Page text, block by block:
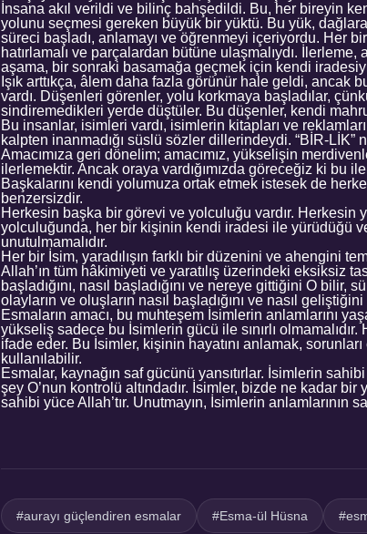
İnsana akıl verildi ve bilinç bahşedildi. Bu, her bireyin
yolunu seçmesi gereken büyük bir yüktü. Bu yük,
süreci başladı, anlamayı ve öğrenmeyi içeriyordu. Her
hatırlamalı ve parçalardan bütüne ulaşmalıydı.
aşama, bir sonraki basamağa geçmek için kendi
Işık arttıkça, âlem daha fazla görünür hale geldi, ancak
vardı. Düşenleri görenler, yolu korkmaya başladılar,
sindiremedikleri yerde düştüler. Bu düşenler, kendi
Bu insanlar, isimleri vardı, isimlerin kitapları ve
kalpten inanmadığı süslü sözler dillerindeydi. “BİR-
Amacımıza geri dönelim; amacımız, yükselişin
ilerlemektir. Ancak oraya vardığımızda göreceğiz ki bu
Başkalarını kendi yolumuza ortak etmek istesek de
benzersizdir.
Herkesin başka bir görevi ve yolculuğu vardır. Herkesin
yolculuğunda, her bir kişinin kendi iradesi ile yürüdüğü
unutulmamalıdır.
Her bir İsim, yaradılışın farklı bir düzenini ve ahengini
Allah’ın tüm hâkimiyeti ve yaratılış üzerindeki eksiksiz
başladığını, nasıl başladığını ve nereye gittiğini O bilir,
olayların ve oluşların nasıl başladığını ve nasıl
Esmaların amacı, bu muhteşem İsimlerin anlamlarını
yükseliş sadece bu İsimlerin gücü ile sınırlı
ifade eder. Bu İsimler, kişinin hayatını anlamak,
kullanılabilir.
Esmalar, kaynağın saf gücünü yansıtırlar. İsimlerin
şey O’nun kontrolü altındadır. İsimler, bizde ne kadar bir
sahibi yüce Allah’tır. Unutmayın, İsimlerin anlamlarının
#aurayı güçlendiren esmalar #Esma-ül Hüsna